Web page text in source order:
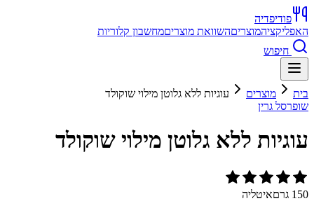
פודיפדיה
האפליקציהמוצריםהשוואת מוצריםמחשבון קלוריות
חיפוש
בית מוצרים
עוגיות ללא גלוטן מילוי שוקולד
שופרסל גרין
עוגיות ללא גלוטן מילוי שוקולד
150 גרם איטליה